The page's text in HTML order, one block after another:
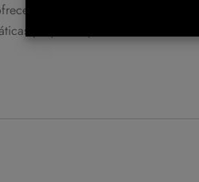
fragancias cautivadoras y
pequeñas poseen un